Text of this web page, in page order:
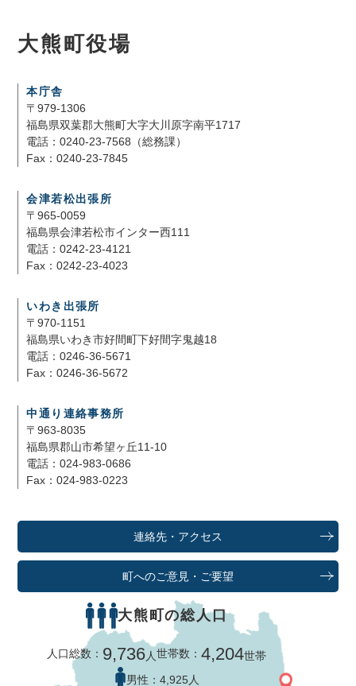
大熊町役場
本庁舎
〒979-1306
福島県双葉郡大熊町大字大川原字南平1717
電話：0240-23-7568（総務課）
Fax：0240-23-7845
会津若松出張所
〒965-0059
福島県会津若松市インター西111
電話：0242-23-4121
Fax：0242-23-4023
いわき出張所
〒970-1151
福島県いわき市好間町下好間字鬼越18
電話：0246-36-5671
Fax：0246-36-5672
中通り連絡事務所
〒963-8035
福島県郡山市希望ヶ丘11-10
電話：024-983-0686
Fax：024-983-0223
連絡先・アクセス
町へのご意見・ご要望
大熊町の総人口
人口総数： 9,736人世帯数：4,204世帯
男性： 4,925人